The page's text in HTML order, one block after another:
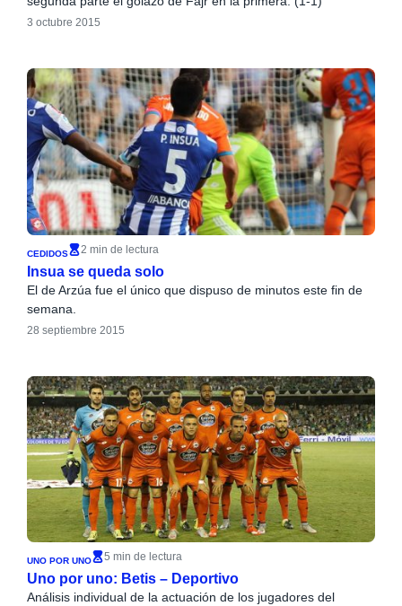
3 octubre 2015
CEDIDOS 2 min de lectura
Insua se queda solo
El de Arzúa fue el único que dispuso de minutos este fin de
semana.
28 septiembre 2015
UNO POR UNO 5 min de lectura
Uno por uno: Betis – Deportivo
Análisis individual de la actuación de los jugadores del